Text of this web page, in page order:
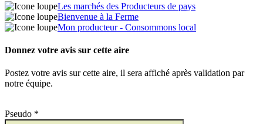
Les marchés des Producteurs de pays
Bienvenue à la Ferme
Mon producteur - Consommons local
Donnez votre avis sur cette aire
Postez votre avis sur cette aire, il sera affiché après validation par
notre équipe.
Pseudo *